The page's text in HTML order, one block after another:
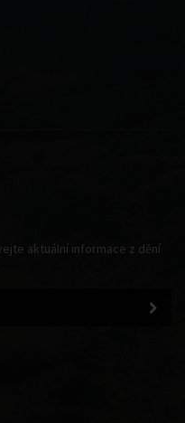
aktuální informace z dění